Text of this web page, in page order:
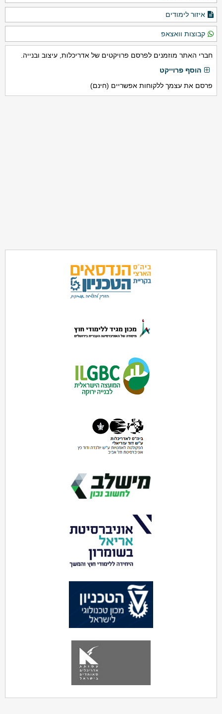
איזור לימודים
קבוצות וואצאפ
חברי האתר מוזמנים לפרסם פרויקטים של אדריכלות, עיצוב ובנייה.
הוסף פרוייקט
פרסם את עצמך ללקוחות אפשריים (חינם)